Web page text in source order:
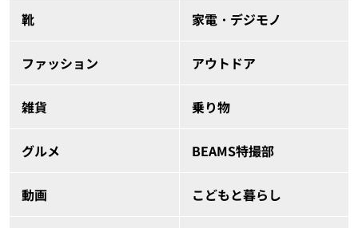
靴 家電・デジモノ
ファッション アウトドア
雑貨 乗り物
グルメ BEAMS特撮部
動画 こどもと暮らし